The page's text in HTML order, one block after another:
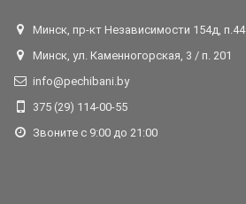
Минск, пр-кт Независимости 154д, п.44
Минск, ул. Каменногорская, 3 / п. 201
info@pechibani.by
375 (29) 114-00-55
Звоните с 9:00 до 21:00